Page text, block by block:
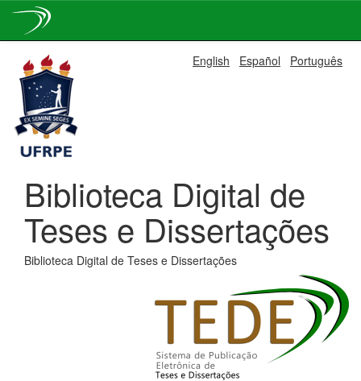
navigation
English Español Português
Biblioteca Digital de
Teses e Dissertações
Biblioteca Digital de Teses e Dissertações